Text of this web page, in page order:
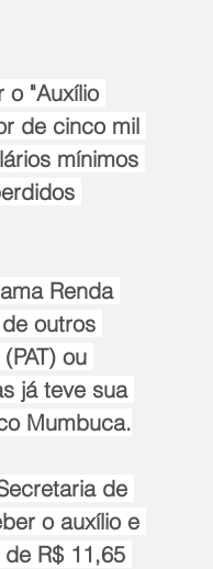
o "Auxílio
de cinco mil
mínimos
Renda
outros
ou
já teve sua
Mumbuca.
de
o auxílio e
R$ 11,65